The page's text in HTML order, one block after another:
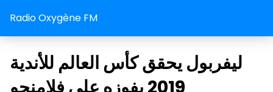
Radio Oxygène FM
ليفربول يحقق كأس العالم للأندية
2019 بفوزه على فلامنجو